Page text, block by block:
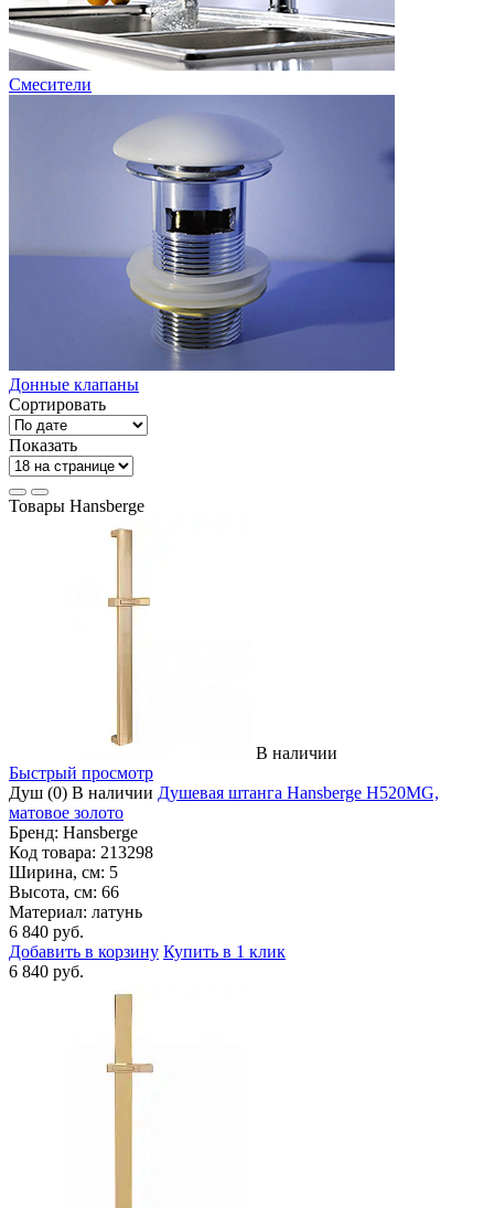
Смесители
Донные клапаны
Сортировать
Показать
Товары Hansberge
В наличии
Быстрый просмотр
Душ (0) В наличии Душевая штанга Hansberge H520MG,
матовое золото
Бренд: Hansberge
Код товара: 213298
Ширина, см: 5
Высота, см: 66
Материал: латунь
6 840 руб.
Добавить в корзину Купить в 1 клик
6 840 руб.